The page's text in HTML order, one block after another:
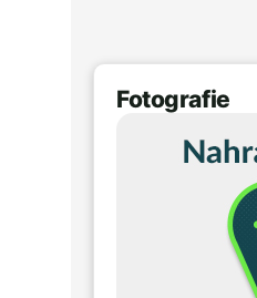
Fotografie